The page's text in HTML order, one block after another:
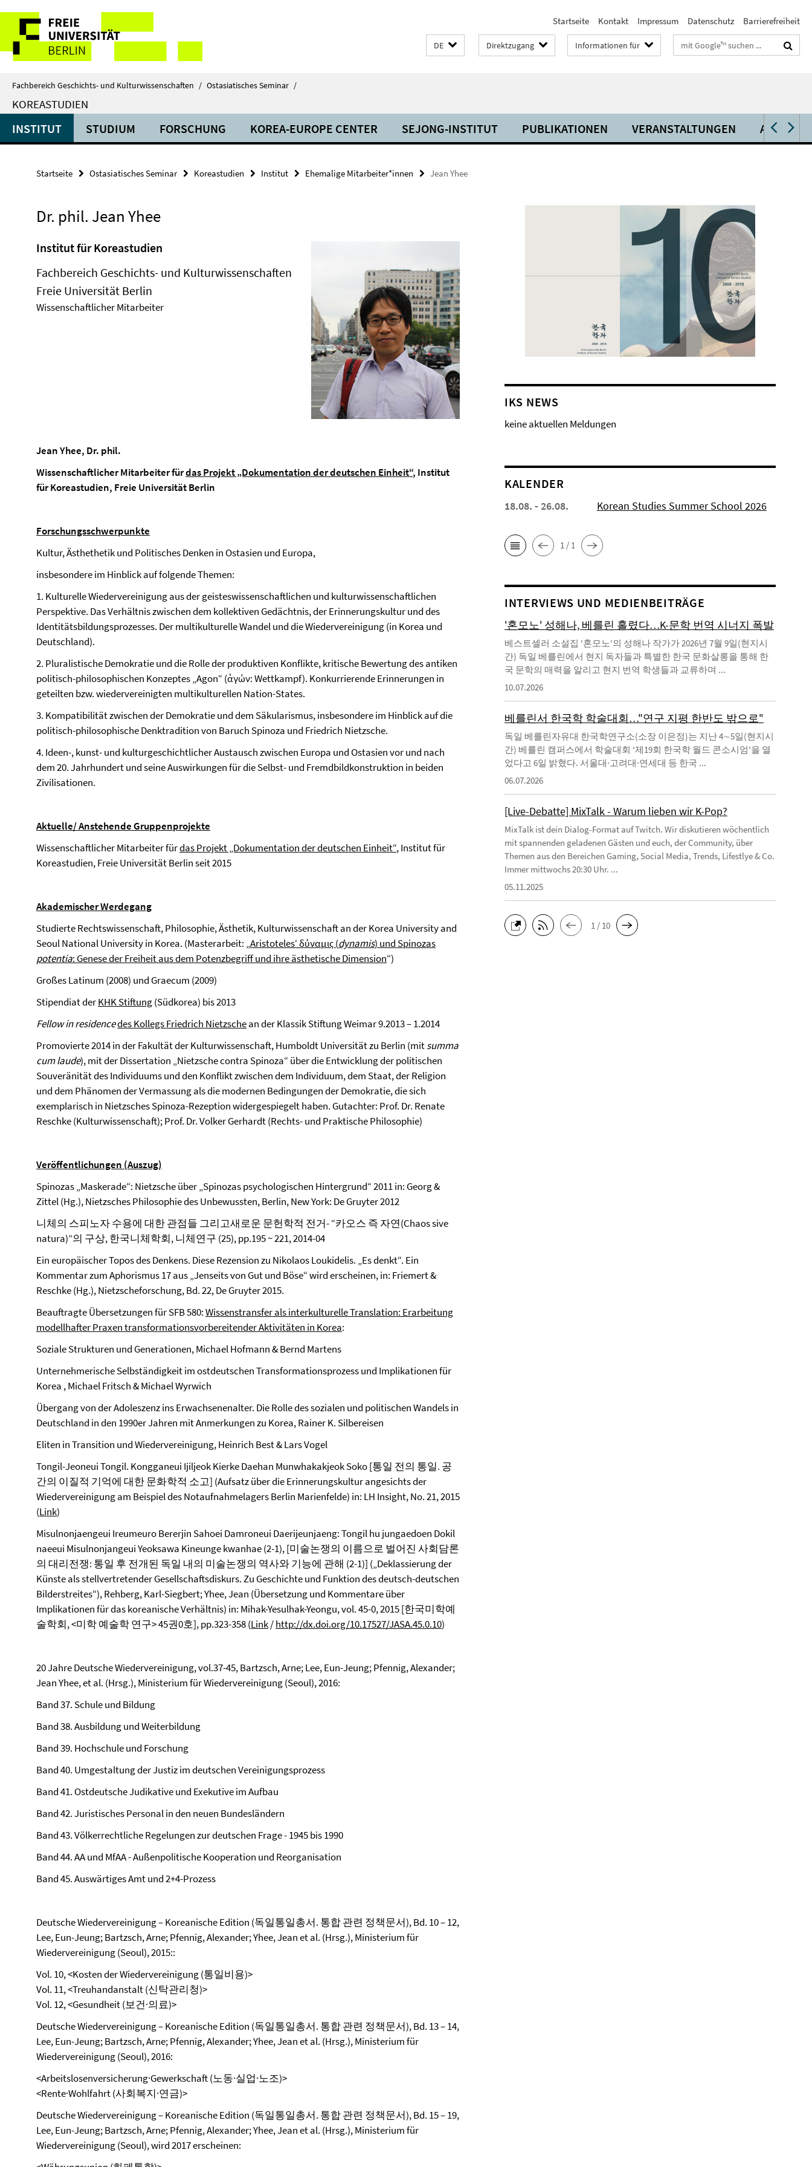
direkt
Inhalt
Service-
Navigation
Startseite Kontakt Impressum Datenschutz Barrierefreiheit
DE Direktzugang Informationen für Suchbegriffe
Fachbereich Geschichts- und Kulturwissenschaften / Ostasiatisches Seminar /
KOREASTUDIEN
INSTITUT STUDIUM FORSCHUNG KOREA-EUROPE CENTER SEJONG-INSTITUT PUBLIKATIONEN VERANSTALTUNGEN
Startseite Ostasiatisches Seminar Koreastudien Institut Ehemalige Mitarbeiter*innen Jean Yhee
Dr. phil. Jean Yhee
Institut für Koreastudien
Fachbereich Geschichts- und Kulturwissenschaften
Freie Universität Berlin
Wissenschaftlicher Mitarbeiter
Jean Yhee, Dr. phil.
Wissenschaftlicher Mitarbeiter fürdas Projekt „Dokumentation der deutschen Einheit“, Institut
für Koreastudien, Freie Universität Berlin
Forschungsschwerpunkte
Kultur, Ästhethetik und Politisches Denken in Ostasien und Europa,
insbesondere im Hinblick auf folgende Themen:
1. Kulturelle Wiedervereinigung aus der geisteswissenschaftlichen und kulturwissenschaftlichen
Perspektive. Das Verhältnis zwischen dem kollektiven Gedächtnis, der Erinnerungskultur und des
Identitätsbildungsprozesses. Der multikulturelle Wandel und die Wiedervereinigung (in Korea und
Deutschland).
2. Pluralistische Demokratie und die Rolle der produktiven Konflikte, kritische Bewertung des antiken
politisch-philosophischen Konzeptes „Agon“ (ἀγών: Wettkampf). Konkurrierende Erinnerungen in
geteilten bzw. wiedervereinigten multikulturellen Nation-States.
3. Kompatibilität zwischen der Demokratie und dem Säkularismus, insbesondere im Hinblick auf die
politisch-philosophische Denktradition von Baruch Spinoza und Friedrich Nietzsche.
4. Ideen-, kunst- und kulturgeschichtlicher Austausch zwischen Europa und Ostasien vor und nach
dem 20. Jahrhundert und seine Auswirkungen für die Selbst- und Fremdbildkonstruktion in beiden
Zivilisationen.
Aktuelle/ Anstehende Gruppenprojekte
Wissenschaftlicher Mitarbeiter fürdas Projekt „Dokumentation der deutschen Einheit“, Institut für
Koreastudien, Freie Universität Berlin seit 2015
Akademischer Werdegang
Studierte Rechtswissenschaft, Philosophie, Ästhetik, Kulturwissenschaft an der Korea University and
Seoul National University in Korea. (Masterarbeit: „Aristoteles‘ δύναμις (dynamis) und Spinozas
potentia: Genese der Freiheit aus dem Potenzbegriff und ihre ästhetische Dimension“)
Großes Latinum (2008) und Graecum (2009)
Stipendiat derKHK Stiftung(Südkorea) bis 2013
Fellow in residencedes Kollegs Friedrich Nietzschean der Klassik Stiftung Weimar 9.2013 – 1.2014
Promovierte 2014 in der Fakultät der Kulturwissenschaft, Humboldt Universität zu Berlin (mitsumma
cum laude), mit der Dissertation „Nietzsche contra Spinoza“ über die Entwicklung der politischen
Souveränität des Individuums und den Konflikt zwischen dem Individuum, dem Staat, der Religion
und dem Phänomen der Vermassung als die modernen Bedingungen der Demokratie, die sich
exemplarisch in Nietzsches Spinoza-Rezeption widergespiegelt haben. Gutachter: Prof. Dr. Renate
Reschke (Kulturwissenschaft); Prof. Dr. Volker Gerhardt (Rechts- und Praktische Philosophie)
Veröffentlichungen (Auszug)
Spinozas „Maskerade“: Nietzsche über „Spinozas psychologischen Hintergrund“ 2011 in: Georg &
Zittel (Hg.), Nietzsches Philosophie des Unbewussten, Berlin, New York: De Gruyter 2012
니체의 스피노자 수용에 대한 관점들 그리고새로운 문헌학적 전거- “카오스 즉 자연(Chaos sive
natura)”의 구상, 한국니체학회, 니체연구 (25), pp.195 ~ 221, 2014-04
Ein europäischer Topos des Denkens. Diese Rezension zu Nikolaos Loukidelis. „Es denkt“. Ein
Kommentar zum Aphorismus 17 aus „Jenseits von Gut und Böse“ wird erscheinen, in: Friemert &
Reschke (Hg.), Nietzscheforschung, Bd. 22, De Gruyter 2015.
Beauftragte Übersetzungen für SFB 580:Wissenstransfer als interkulturelle Translation: Erarbeitung
modellhafter Praxen transformationsvorbereitender Aktivitäten in Korea:
Soziale Strukturen und Generationen, Michael Hofmann & Bernd Martens
Unternehmerische Selbständigkeit im ostdeutschen Transformationsprozess und Implikationen für
Korea , Michael Fritsch & Michael Wyrwich
Übergang von der Adoleszenz ins Erwachsenenalter. Die Rolle des sozialen und politischen Wandels in
Deutschland in den 1990er Jahren mit Anmerkungen zu Korea, Rainer K. Silbereisen
Eliten in Transition und Wiedervereinigung, Heinrich Best & Lars Vogel
Tongil-Jeoneui Tongil. Kongganeui Ijiljeok Kierke Daehan Munwhakakjeok Soko [통일 전의 통일. 공
간의 이질적 기억에 대한 문화학적 소고] (Aufsatz über die Erinnerungskultur angesichts der
Wiedervereinigung am Beispiel des Notaufnahmelagers Berlin Marienfelde) in: LH Insight, No. 21, 2015
(Link)
Misulnonjaengeui Ireumeuro Bererjin Sahoei Damroneui Daerijeunjaeng: Tongil hu jungaedoen Dokil
naeeui Misulnonjangeui Yeoksawa Kineunge kwanhae (2-1), [미술논쟁의 이름으로 벌어진 사회담론
의 대리전쟁: 통일 후 전개된 독일 내의 미술논쟁의 역사와 기능에 관해 (2-1)] („Deklassierung der
Künste als stellvertretender Gesellschaftsdiskurs. Zu Geschichte und Funktion des deutsch-deutschen
Bilderstreites“), Rehberg, Karl-Siegbert; Yhee, Jean (Übersetzung und Kommentare über
Implikationen für das koreanische Verhältnis) in: Mihak-Yesulhak-Yeongu, vol. 45-0, 2015 [한국미학예
술학회, <미학 예술학 연구> 45권0호], pp.323-358 (Link/http://dx.doi.org/10.17527/JASA.45.0.10)
20 Jahre Deutsche Wiedervereinigung, vol.37-45, Bartzsch, Arne; Lee, Eun-Jeung; Pfennig, Alexander;
Jean Yhee, et al. (Hrsg.), Ministerium für Wiedervereinigung (Seoul), 2016:
Band 37. Schule und Bildung
Band 38. Ausbildung und Weiterbildung
Band 39. Hochschule und Forschung
Band 40. Umgestaltung der Justiz im deutschen Vereinigungsprozess
Band 41. Ostdeutsche Judikative und Exekutive im Aufbau
Band 42. Juristisches Personal in den neuen Bundesländern
Band 43. Völkerrechtliche Regelungen zur deutschen Frage - 1945 bis 1990
Band 44. AA und MfAA - Außenpolitische Kooperation und Reorganisation
Band 45. Auswärtiges Amt und 2+4-Prozess
Deutsche Wiedervereinigung – Koreanische Edition (독일통일총서. 통합 관련 정책문서), Bd. 10 – 12,
Lee, Eun-Jeung; Bartzsch, Arne; Pfennig, Alexander; Yhee, Jean et al. (Hrsg.), Ministerium für
Wiedervereinigung (Seoul), 2015::
Vol. 10, <Kosten der Wiedervereinigung (통일비용)>
Vol. 11, <Treuhandanstalt (신탁관리청)>
Vol. 12, <Gesundheit (보건·의료)>
Deutsche Wiedervereinigung – Koreanische Edition (독일통일총서. 통합 관련 정책문서), Bd. 13 – 14,
Lee, Eun-Jeung; Bartzsch, Arne; Pfennig, Alexander; Yhee, Jean et al. (Hrsg.), Ministerium für
Wiedervereinigung (Seoul), 2016:
<Arbeitslosenversicherung·Gewerkschaft (노동·실업·노조)>
<Rente·Wohlfahrt (사회복지·연금)>
Deutsche Wiedervereinigung – Koreanische Edition (독일통일총서. 통합 관련 정책문서), Bd. 15 – 19,
Lee, Eun-Jeung; Bartzsch, Arne; Pfennig, Alexander; Yhee, Jean et al. (Hrsg.), Ministerium für
Wiedervereinigung (Seoul), wird 2017 erscheinen:
IKS NEWS
keine aktuellen Meldungen
KALENDER
18.08. - 26.08. Korean Studies Summer School 2026
1 / 1
INTERVIEWS UND MEDIENBEITRÄGE
'혼모노' 성해나, 베를린 홀렸다…K-문학 번역 시너지 폭발
베스트셀러 소설집 '혼모노'의 성해나 작가가 2026년 7월 9일(현지시
간) 독일 베를린에서 현지 독자들과 특별한 한국 문화살롱을 통해 한
국 문학의 매력을 알리고 현지 번역 학생들과 교류하며 ...
10.07.2026
베를린서 한국학 학술대회…"연구 지평 한반도 밖으로"
독일 베를린자유대 한국학연구소(소장 이은정)는 지난 4∼5일(현지시
간) 베를린 캠퍼스에서 학술대회 '제19회 한국학 월드 콘소시엄'을 열
었다고 6일 밝혔다. 서울대·고려대·연세대 등 한국 ...
06.07.2026
[Live-Debatte] MixTalk - Warum lieben wir K-Pop?
MixTalk ist dein Dialog-Format auf Twitch. Wir diskutieren wöchentlich
mit spannenden geladenen Gästen und euch, der Community, über
Themen aus den Bereichen Gaming, Social Media, Trends, Lifestlye & Co.
Immer mittwochs 20:30 Uhr. ...
05.11.2025
1 / 10